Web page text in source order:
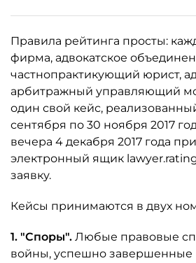
Правила рейтинга просты:
фирма, адвокатское
частнопрактикующий юрист,
арбитражный управляющий
один свой кейс,
сентября по 30 ноября 2017
вечера 4 декабря 2017 года
электронный ящик
заявку.
Кейсы принимаются в двух
1. "Споры". Любые правовые
войны, успешно